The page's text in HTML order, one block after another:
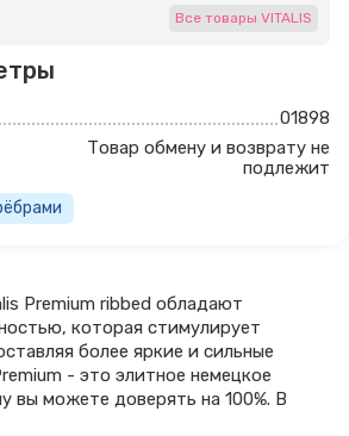
Все товары VITALIS
01898
Товар обмену и возврату не
подлежит
Premium ribbed обладают
которая стимулирует
более яркие и сильные
- это элитное немецкое
вы можете доверять на 100%. В